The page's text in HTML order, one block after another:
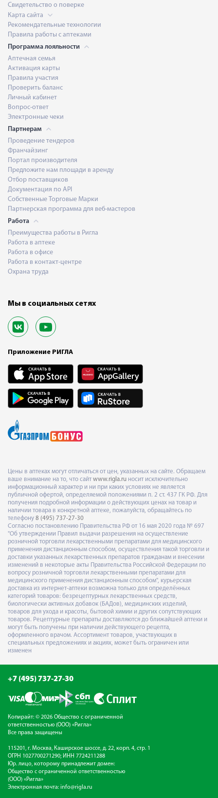
Свидетельство о поверке
Карта сайта
Рекомендательные технологии
Правила работы с аптеками
Программа лояльности
Аптечная семья
Активация карты
Правила участия
Проверить баланс
Личный кабинет
Вопрос-ответ
Электронные чеки
Партнерам
Проведение тендеров
Франчайзинг
Портал производителя
Предложите нам площади в аренду
Отбор поставщиков
Документация по API
Собственные Торговые Марки
Партнерская программа для веб-мастеров
Работа
Преимущества работы в Ригла
Работа в аптеке
Работа в офисе
Работа в контакт-центре
Охрана труда
Мы в социальных сетях
Приложение РИГЛА
Цены в аптеках могут отличаться от цен, указанных на сайте. Обращаем
ваше внимание на то, что сайт www.rigla.ru носит исключительно
информационный характер и ни при каких условиях не является
публичной офертой, определяемой положениями п. 2 ст. 437 ГК РФ. Для
получения подробной информации о действующих ценах на товар и
наличии товара в конкретной аптеке, пожалуйста, обращайтесь по
телефону 8 (495) 737-27-30
Согласно постановлению Правительства РФ от 16 мая 2020 года № 697
"Об утверждении Правил выдачи разрешения на осуществление
розничной торговли лекарственными препаратами для медицинского
применения дистанционным способом, осуществления такой торговли и
доставки указанных лекарственных препаратов гражданам и внесении
изменений в некоторые акты Правительства Российской Федерации по
вопросу розничной торговли лекарственными препаратами для
медицинского применения дистанционным способом", курьерская
доставка из интернет-аптеки возможна только для определённых
категорий товаров: безрецептурных лекарственных средств,
биологически активных добавок (БАДов), медицинских изделий,
товаров для ухода и красоты, бытовой химии и других сопутствующих
товаров. Рецептурные препараты доставляются до ближайшей аптеки и
могут быть получены при наличии действующего рецепта,
оформленного врачом. Ассортимент товаров, участвующих в
специальных предложениях и акциях, может быть ограничен или
изменен
+7 (495) 737-27-30
Копирайт: © 2026 Общество с ограниченной
ответственностью (ООО) «Ригла»
Все права защищены
115201, г. Москва, Каширское шоссе, д. 22, корп. 4, стр. 1
ОГРН 1027700271290; ИНН 7724211288
Юр. лицо, которому принадлежит домен:
Общество с ограниченной ответственностью
(ООО) «Ригла»
Электронная почта: info@rigla.ru